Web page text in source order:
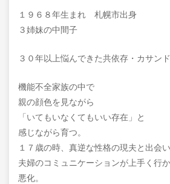
１９６８年生まれ 札幌市出身
３姉妹の中間子
３０年以上悩んできた共依存・カサン
機能不全家族の中で
親の顔色を見ながら
「いてもいなくてもいい存在」と
感じながら育つ。
１７歳の時、真逆な性格の現夫と出会
夫婦のコミュニケーションが上手く行
悪化。